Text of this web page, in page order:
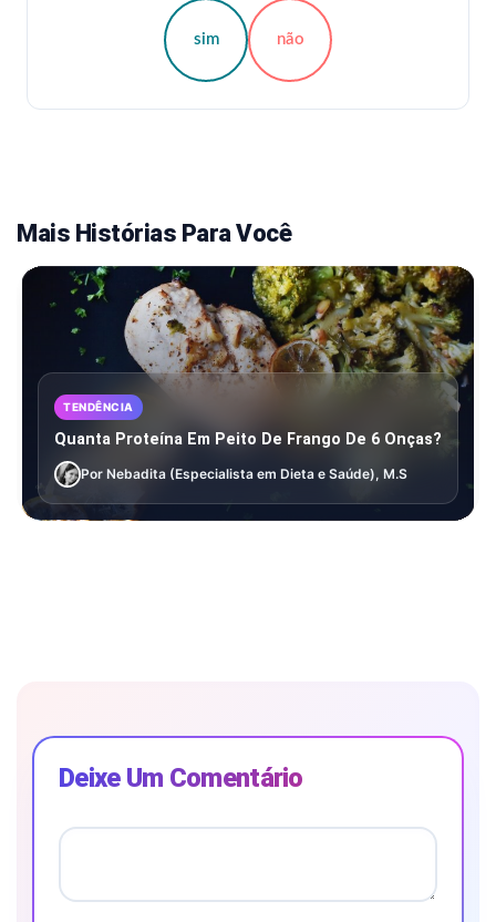
sim não
Mais Histórias Para Você
TENDÊNCIA
Quanta Proteína Em Peito De Frango De 6 Onças?
Por Nebadita (Especialista em Dieta e Saúde), M.S
Deixe Um Comentário